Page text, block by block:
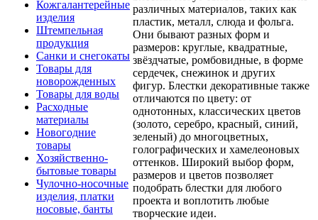
Кожгалантерейные
изделия
Штемпельная
продукция
Санки и снегокаты
Товары для
новорожденных
Товары для воды
Расходные
материалы
Новогодние
товары
Хозяйственно-
бытовые товары
Чулочно-носочные
изделия, платки
носовые, банты
различных материалов, таких как
пластик, металл, слюда и фольга.
Они бывают разных форм и
размеров: круглые, квадратные,
звёздчатые, ромбовидные, в форме
сердечек, снежинок и других
фигур. Блестки декоративные также
отличаются по цвету: от
однотонных, классических цветов
(золото, серебро, красный, синий,
зеленый) до многоцветных,
голографических и хамелеоновых
оттенков. Широкий выбор форм,
размеров и цветов позволяет
подобрать блестки для любого
проекта и воплотить любые
творческие идеи.